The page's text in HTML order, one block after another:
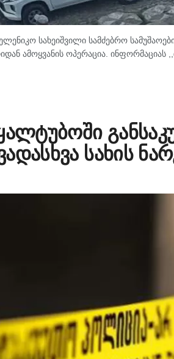
სახეიშვილი სამძებრო
ამოყვანის ოპერაცია. ინფორმაციას
სახის